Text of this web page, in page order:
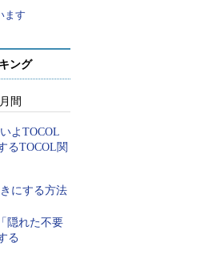
ます
ング
月間
よTOCOL
るTOCOL関
にする方法
隠れた不要
る